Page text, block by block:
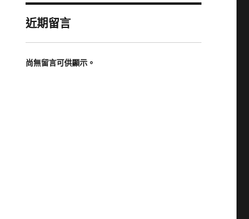
近期留言
尚無留言可供顯示。